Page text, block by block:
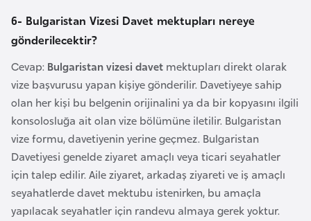
6- Bulgaristan Vizesi Davet mektupları nereye
gönderilecektir?
Cevap: Bulgaristan vizesi davet mektupları direkt olarak
vize başvurusu yapan kişiye gönderilir. Davetiyeye sahip
olan her kişi bu belgenin orijinalini ya da bir kopyasını ilgili
konsolosluğa ait olan vize bölümüne iletilir. Bulgaristan
vize formu, davetiyenin yerine geçmez. Bulgaristan
Davetiyesi genelde ziyaret amaçlı veya ticari seyahatler
için talep edilir. Aile ziyaret, arkadaş ziyareti ve iş amaçlı
seyahatlerde davet mektubu istenirken, bu amaçla
yapılacak seyahatler için randevu almaya gerek yoktur.
G
ü
n
e
y
S
u
d
a
n